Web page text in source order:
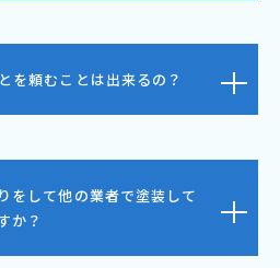
を頼むことは出来るの？
をして他の業者で塗装して
か？